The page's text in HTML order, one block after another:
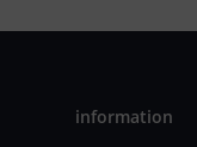
information